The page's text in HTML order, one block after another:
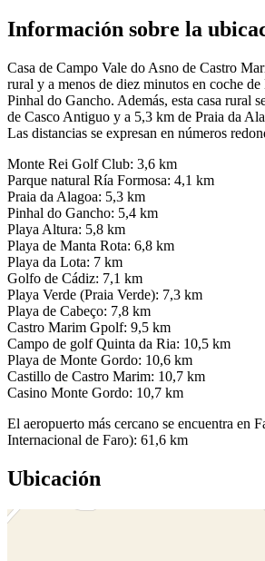
Información sobre la
Casa de Campo Vale do Asno de Castro
rural y a menos de diez minutos en coche
Pinhal do Gancho. Además, esta casa rural
de Casco Antiguo y a 5,3 km de Praia da
Las distancias se expresan en números
Monte Rei Golf Club: 3,6 km
Parque natural Ría Formosa: 4,1 km
Praia da Alagoa: 5,3 km
Pinhal do Gancho: 5,4 km
Playa Altura: 5,8 km
Playa de Manta Rota: 6,8 km
Playa da Lota: 7 km
Golfo de Cádiz: 7,1 km
Playa Verde (Praia Verde): 7,3 km
Playa de Cabeço: 7,8 km
Castro Marim Gpolf: 9,5 km
Campo de golf Quinta da Ria: 10,5 km
Playa de Monte Gordo: 10,6 km
Castillo de Castro Marim: 10,7 km
Casino Monte Gordo: 10,7 km
El aeropuerto más cercano se encuentra en
Internacional de Faro): 61,6 km
Ubicación